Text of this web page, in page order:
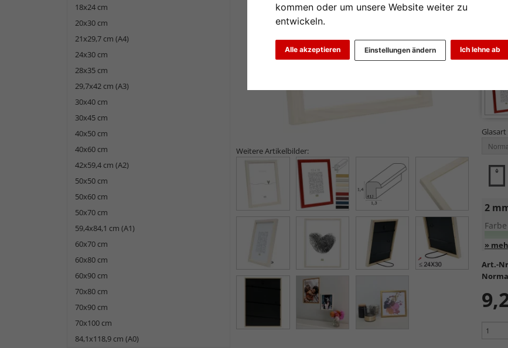
kommen oder um unsere Website weiter zu
entwickeln.
Alle akzeptieren Ich lehne ab
Einstellungen ändern
Weitere Artikelbilder:
2
Art.-
18x24 cm
20x30 cm
21x29,7 cm (A4)
24x30 cm
28x35 cm
29,7x42 cm (A3)
30x40 cm
30x45 cm
40x50 cm
40x60 cm
42x59,4 cm (A2)
50x50 cm
50x60 cm
50x70 cm
59,4x84,1 cm (A1)
60x70 cm
60x80 cm
60x90 cm
70x80 cm
70x90 cm
70x100 cm
84,1x118,9 cm (A0)